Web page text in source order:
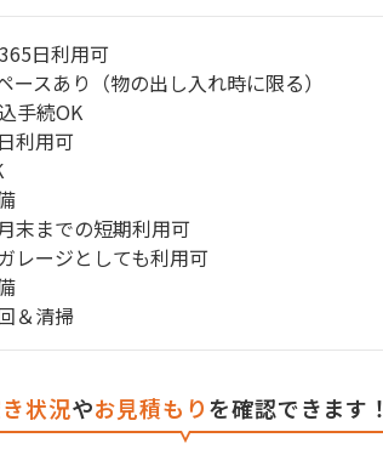
日利用可
ースあり（物の出し入れ時に限る）
手続OK
利用可
末までの短期利用可
レージとしても利用可
＆清掃
状況やお見積もりを確認できます！